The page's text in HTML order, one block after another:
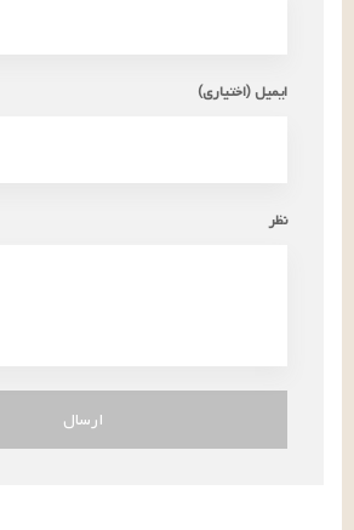
ایمیل (اختیاری)
نظر
ارسال